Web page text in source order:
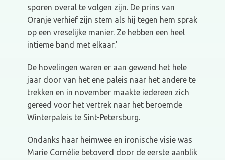
sporen overal te volgen zijn. De prins van
Oranje verhief zijn stem als hij tegen hem sprak
op een vreselijke manier. Ze hebben een heel
intieme band met elkaar.'
De hovelingen waren er aan gewend het hele
jaar door van het ene paleis naar het andere te
trekken en in november maakte iedereen zich
gereed voor het vertrek naar het beroemde
Winterpaleis te Sint-Petersburg.
Ondanks haar heimwee en ironische visie was
Marie Cornélie betoverd door de eerste aanblik